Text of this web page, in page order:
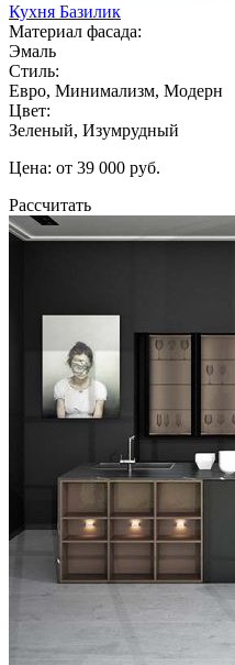
Кухня Базилик
Материал фасада:
Эмаль
Стиль:
Евро, Минимализм, Модерн
Цвет:
Зеленый, Изумрудный
Цена: от 39 000 руб.
Рассчитать